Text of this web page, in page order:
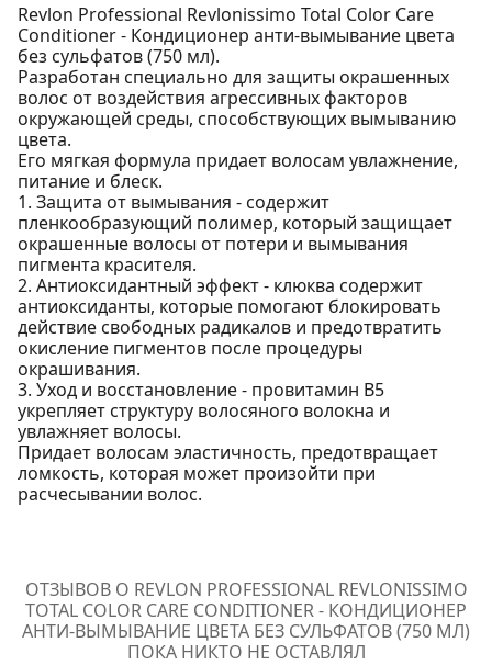
Revlon Professional Revlonissimo Total Color Care
Conditioner - Кондиционер анти-вымывание цвета
без сульфатов (750 мл).
Разработан специально для защиты окрашенных
волос от воздействия агрессивных факторов
окружающей среды, способствующих вымыванию
цвета.
Его мягкая формула придает волосам увлажнение,
питание и блеск.
1. Защита от вымывания - содержит
пленкообразующий полимер, который защищает
окрашенные волосы от потери и вымывания
пигмента красителя.
2. Антиоксидантный эффект - клюква содержит
антиоксиданты, которые помогают блокировать
действие свободных радикалов и предотвратить
окисление пигментов после процедуры
окрашивания.
3. Уход и восстановление - провитамин В5
укрепляет структуру волосяного волокна и
увлажняет волосы.
Придает волосам эластичность, предотвращает
ломкость, которая может произойти при
расчесывании волос.
ОТЗЫВОВ О REVLON PROFESSIONAL REVLONISSIMO
TOTAL COLOR CARE CONDITIONER - КОНДИЦИОНЕР
АНТИ-ВЫМЫВАНИЕ ЦВЕТА БЕЗ СУЛЬФАТОВ (750 МЛ)
ПОКА НИКТО НЕ ОСТАВЛЯЛ